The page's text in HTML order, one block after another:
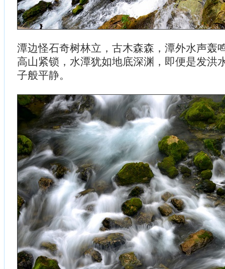
潭边怪石奇树林立，古木森森，潭外水声轰
高山紧锁，水潭犹如地底深渊，即便是发洪
子般平静。